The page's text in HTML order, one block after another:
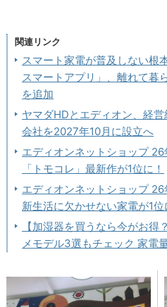
関連リンク
スマート家電が普及しない根
スマートアプリ」、離れて暮
を追加
ヤマダHDとエディオン、経
会社を2027年10月に設立へ
エディオンネットショップ
「トモコレ」最新作が1位に！
エディオンネットショップ
新生活に欠かせない家電が1位
【加湿器を買うなら今がお
メモデル3選もチェック 家電